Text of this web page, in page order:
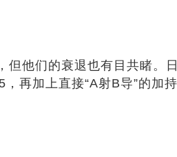
他们的衰退也有目共睹。
再加上直接“A射B导”的加